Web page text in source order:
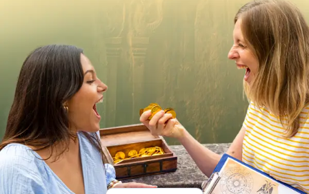
DE
IE
IT
Tickets buchen
Gutscheine bestellen